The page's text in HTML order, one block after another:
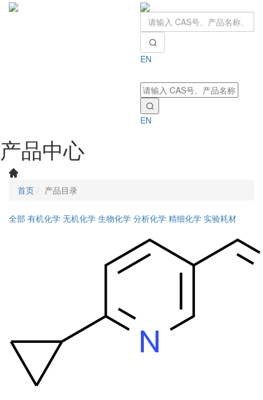
EN
EN
产品中心
首页 产品目录
全部 有机化学 无机化学 生物化学 分析化学 精细化学 实验耗材